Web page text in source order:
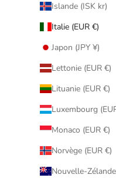
Islande (ISK kr)
Italie (EUR €)
Japon (JPY ¥)
Lettonie (EUR €)
Lituanie (EUR €)
Monaco (EUR €)
Norvège (EUR €)